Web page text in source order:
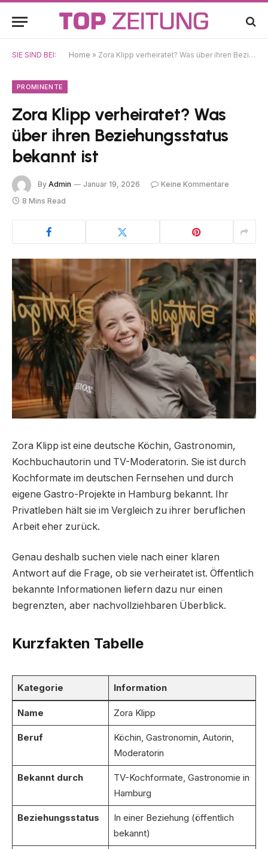
SIE SIND BEI: Home » Zora Klipp verheiratet? Was über ihren Beziehungsstatus bekannt ist
PROMINENTE
Zora Klipp verheiratet? Was
über ihren Beziehungsstatus
bekannt ist
By Admin Januar 19, 2026
Keine Kommentare
8 Mins Read
Zora Klipp ist eine deutsche Köchin, Gastronomin,
Kochbuchautorin und TV-Moderatorin. Sie ist durch
Kochformate im deutschen Fernsehen und durch
eigene Gastro-Projekte in Hamburg bekannt. Ihr
Privatleben hält sie im Vergleich zu ihrer beruflichen
Arbeit eher zurück.
Genau deshalb suchen viele nach einer klaren
Antwort auf die Frage, ob sie verheiratet ist. Öffentlich
bekannte Informationen liefern dazu nur einen
begrenzten, aber nachvollziehbaren Überblick.
Kurzfakten Tabelle
Kategorie Information
Name Zora Klipp
Beruf
Köchin, Gastronomin, Autorin,
Moderatorin
Bekannt durch
TV-Kochformate, Gastronomie in
Hamburg
Beziehungsstatus
In einer Beziehung (öffentlich
bekannt)